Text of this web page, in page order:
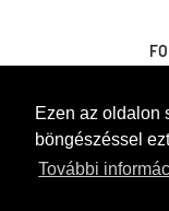
Ezen az oldalon
böngészéssel
További
Coverit.
Tecnover.
Gamma Pennelli.